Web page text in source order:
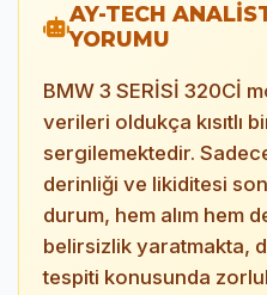
AY-TECH
YORUMU
BMW 3 SERİSİ 320Cİ
verileri oldukça kısıtlı
sergilemektedir.
derinliği ve likiditesi
durum, hem alım hem
belirsizlik yaratmakta,
tespiti konusunda